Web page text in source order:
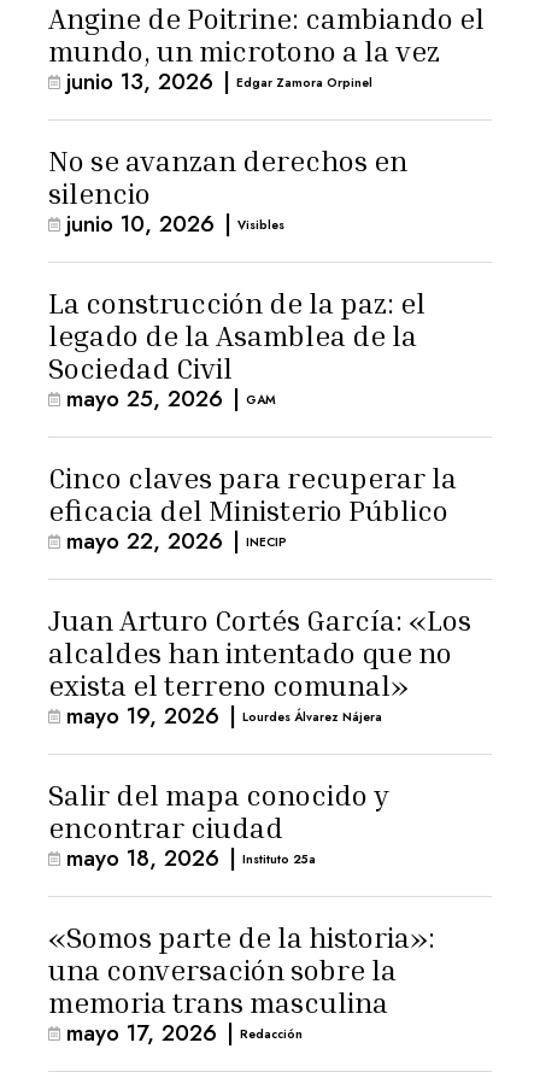
Angine de Poitrine: cambiando el
mundo, un microtono a la vez
junio 13, 2026 | Edgar Zamora Orpinel
No se avanzan derechos en
silencio
junio 10, 2026 | Visibles
La construcción de la paz: el
legado de la Asamblea de la
Sociedad Civil
mayo 25, 2026 | GAM
Cinco claves para recuperar la
eficacia del Ministerio Público
mayo 22, 2026 | INECIP
Juan Arturo Cortés García: «Los
alcaldes han intentado que no
exista el terreno comunal»
mayo 19, 2026 | Lourdes Álvarez Nájera
Salir del mapa conocido y
encontrar ciudad
mayo 18, 2026 | Instituto 25a
«Somos parte de la historia»:
una conversación sobre la
memoria trans masculina
mayo 17, 2026 | Redacción